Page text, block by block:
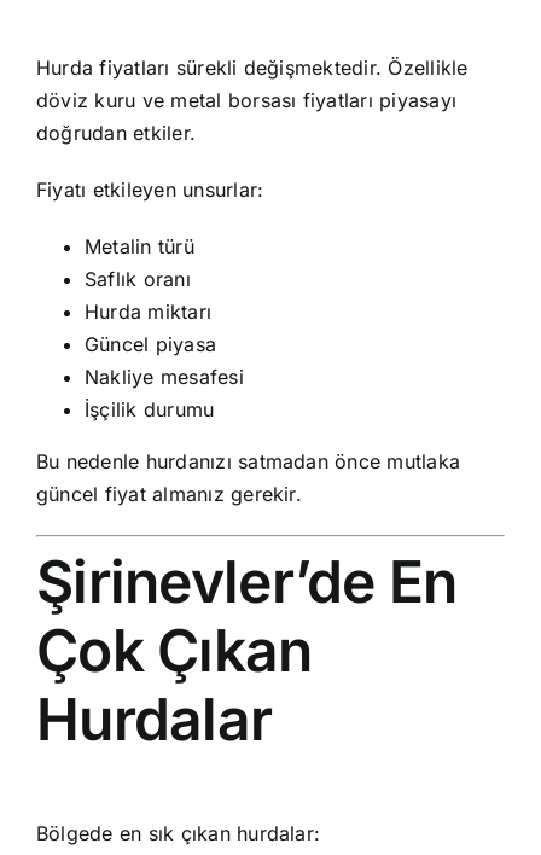
Hurda fiyatları sürekli değişmektedir. Özellikle
döviz kuru ve metal borsası fiyatları piyasayı
doğrudan etkiler.
Fiyatı etkileyen unsurlar:
Metalin türü
Saflık oranı
Hurda miktarı
Güncel piyasa
Nakliye mesafesi
İşçilik durumu
Bu nedenle hurdanızı satmadan önce mutlaka
güncel fiyat almanız gerekir.
Şirinevler’de En
Çok Çıkan
Hurdalar
Bölgede en sık çıkan hurdalar: